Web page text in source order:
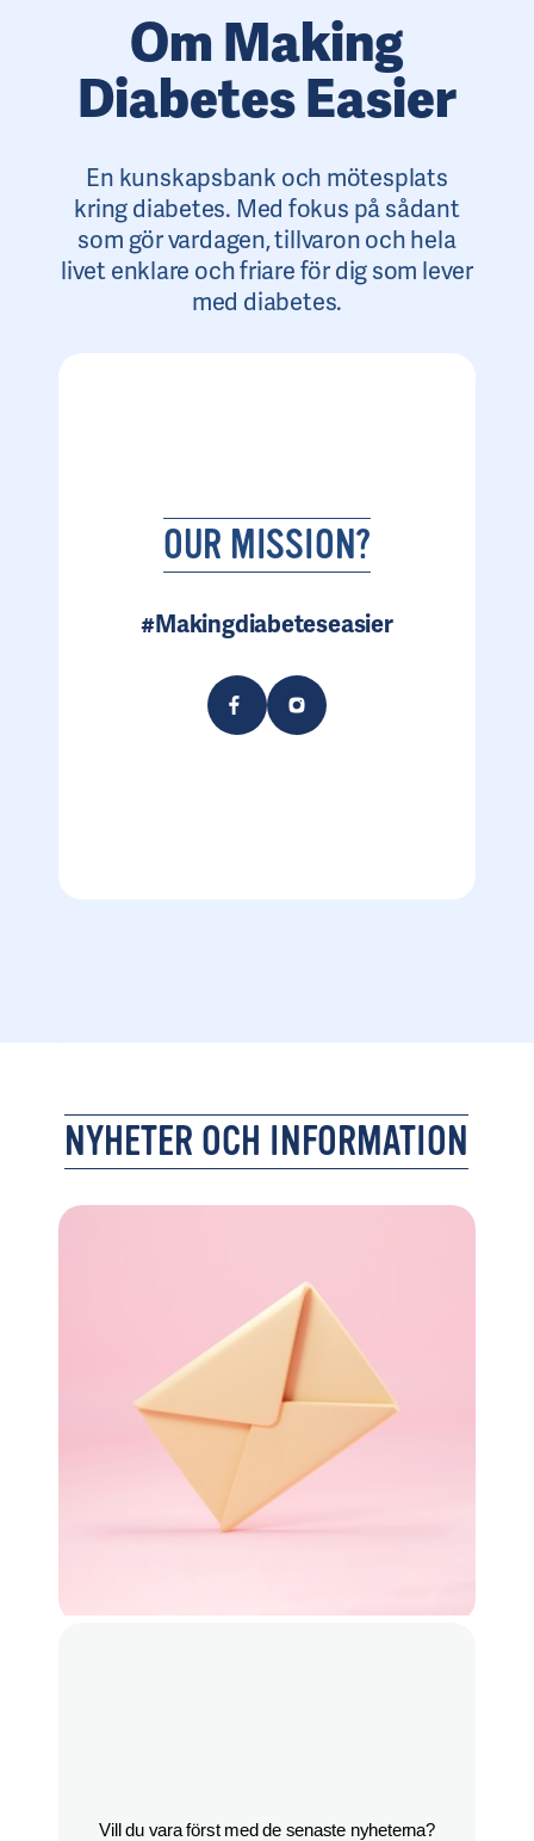
Om Making
Diabetes Easier
En kunskapsbank och mötesplats
kring diabetes. Med fokus på sådant
som gör vardagen, tillvaron och hela
livet enklare och friare för dig som lever
med diabetes.
OUR MISSION?
#Makingdiabeteseasier
NYHETER OCH INFORMATION
Vill du vara först med de senaste nyheterna?